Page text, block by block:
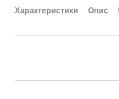
Характеристики Опис